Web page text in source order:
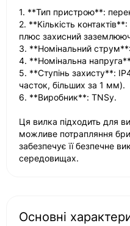
1. **Тип пристрою**:
2. **Кількість
плюс захисний
3. **Номінальний
4. **Номінальна
5. **Ступінь захисту**:
часток, більших за 1 мм).
6. **Виробник**: TNSy.
Ця вилка підходить для
можливе потрапляння
забезпечує її безпечне
середовищах.
Основні